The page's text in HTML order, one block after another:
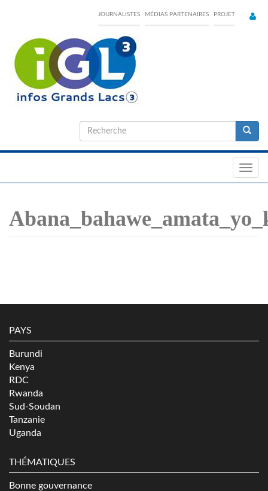
content
JOURNALISTES MÉDIAS PARTENAIRES PROJET
Formulaire
de
PAYS
Burundi
Kenya
RDC
Rwanda
Sud-Soudan
Tanzanie
Uganda
THÉMATIQUES
Bonne gouvernance